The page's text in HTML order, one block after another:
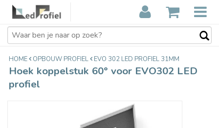
Hoek koppelstuk 60° voor EVO302
LED profiel
€32,90
HOME OPBOUW PROFIEL EVO 302 LED PROFIEL 31MM
Hoek koppelstuk 60° voor EVO302 LED
profiel